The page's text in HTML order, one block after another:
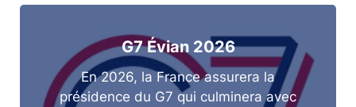
G7 Évian 2026
En 2026, la France assurera la
présidence du G7 qui culminera avec